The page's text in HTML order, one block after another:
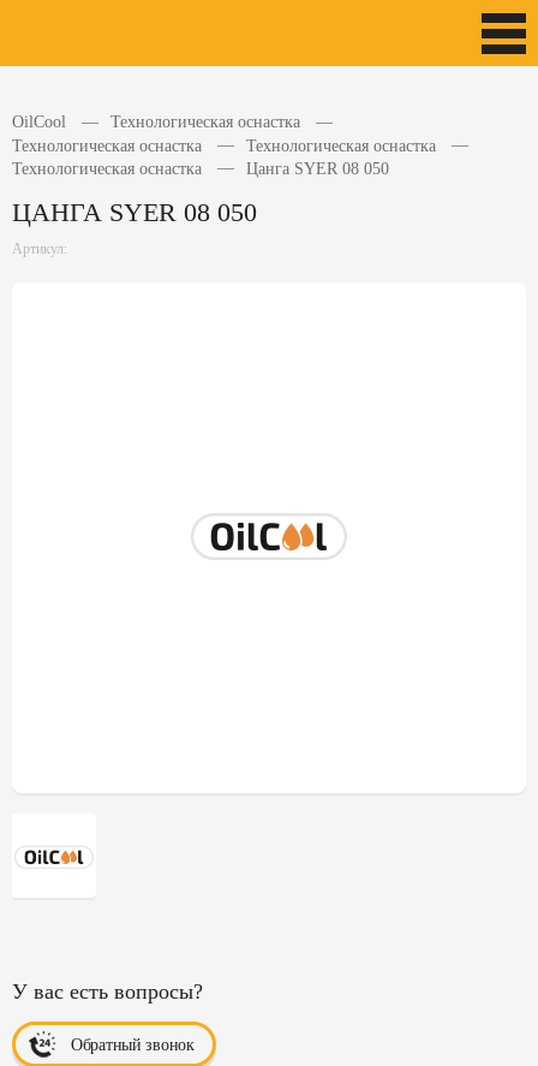
OilCool
Технологическая оснастка
Технологическая оснастка
Технологическая оснастка
Технологическая оснастка
Цанга SYER 08 050
ЦАНГА SYER 08 050
Артикул:
У вас есть вопросы?
Обратный звонок